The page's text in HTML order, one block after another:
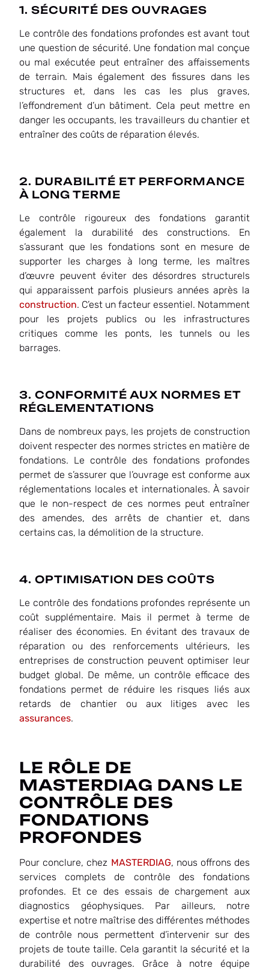
1. SÉCURITÉ DES OUVRAGES
Le contrôle des fondations profondes est avant tout
une question de sécurité. Une fondation mal conçue
ou mal exécutée peut entraîner des affaissements
de terrain. Mais également des fissures dans les
structures et, dans les cas les plus graves,
l’effondrement d’un bâtiment. Cela peut mettre en
danger les occupants, les travailleurs du chantier et
entraîner des coûts de réparation élevés.
2. DURABILITÉ ET PERFORMANCE
À LONG TERME
Le contrôle rigoureux des fondations garantit
également la durabilité des constructions. En
s’assurant que les fondations sont en mesure de
supporter les charges à long terme, les maîtres
d’œuvre peuvent éviter des désordres structurels
qui apparaissent parfois plusieurs années après la
construction. C’est un facteur essentiel. Notamment
pour les projets publics ou les infrastructures
critiques comme les ponts, les tunnels ou les
barrages.
3. CONFORMITÉ AUX NORMES ET
RÉGLEMENTATIONS
Dans de nombreux pays, les projets de construction
doivent respecter des normes strictes en matière de
fondations. Le contrôle des fondations profondes
permet de s’assurer que l’ouvrage est conforme aux
réglementations locales et internationales. À savoir
que le non-respect de ces normes peut entraîner
des amendes, des arrêts de chantier et, dans
certains cas, la démolition de la structure.
4. OPTIMISATION DES COÛTS
Le contrôle des fondations profondes représente un
coût supplémentaire. Mais il permet à terme de
réaliser des économies. En évitant des travaux de
réparation ou des renforcements ultérieurs, les
entreprises de construction peuvent optimiser leur
budget global. De même, un contrôle efficace des
fondations permet de réduire les risques liés aux
retards de chantier ou aux litiges avec les
assurances.
LE RÔLE DE
MASTERDIAG DANS LE
CONTRÔLE DES
FONDATIONS
PROFONDES
Pour conclure, chez MASTERDIAG, nous offrons des
services complets de contrôle des fondations
profondes. Et ce des essais de chargement aux
diagnostics géophysiques. Par ailleurs, notre
expertise et notre maîtrise des différentes méthodes
de contrôle nous permettent d’intervenir sur des
projets de toute taille. Cela garantit la sécurité et la
durabilité des ouvrages. Grâce à notre équipe